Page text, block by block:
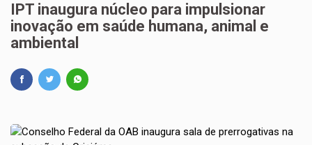
IPT inaugura núcleo para impulsionar
inovação em saúde humana, animal e
ambiental